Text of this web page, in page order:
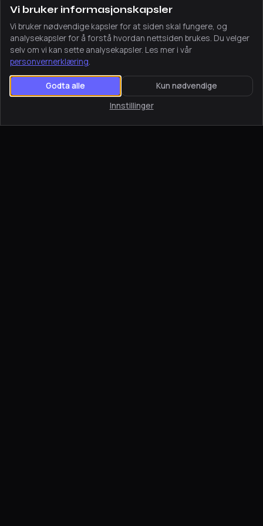
Vi bruker informasjonskapsler
Vi bruker nødvendige kapsler for at siden skal fungere, og
analysekapsler for å forstå hvordan nettsiden brukes. Du velger
selv om vi kan sette analysekapsler. Les mer i vår
personvernerklæring.
Godta alle
Kun nødvendige
Innstillinger